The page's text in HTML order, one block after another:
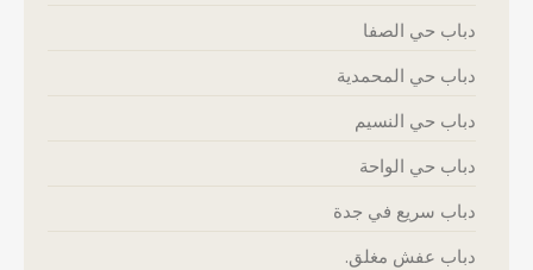
دباب حي الصفا
دباب حي المحمدية
دباب حي النسيم
دباب حي الواحة
دباب سريع في جدة
دباب عفش مغلق.